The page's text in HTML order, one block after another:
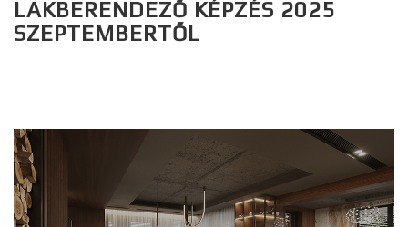
LAKBERENDEZŐ KÉPZÉS 2025
SZEPTEMBERTŐL